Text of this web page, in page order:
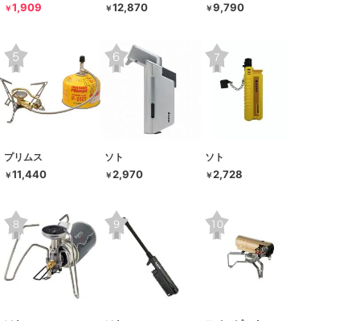
￥1,909 ￥12,870 ￥9,790
プリムス
￥11,440
ソト
￥2,970
ソト
￥2,728